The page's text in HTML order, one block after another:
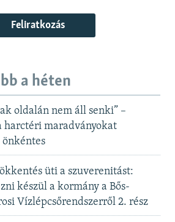
Feliratkozás
a héten
oldalán nem áll senki” –
harctéri maradványokat
üti a szuverenitást:
készül a kormány a Bős-
Vízlépcsőrendszerről 2. rész